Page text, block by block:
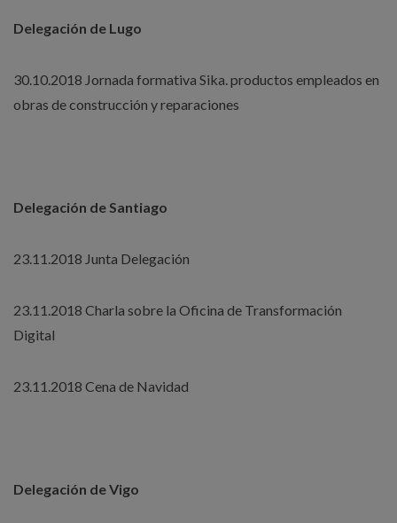
Delegación de Lugo
30.10.2018 Jornada formativa Sika. productos empleados en
obras de construcción y reparaciones
Delegación de Santiago
23.11.2018 Junta Delegación
23.11.2018 Charla sobre la Oficina de Transformación
Digital
23.11.2018 Cena de Navidad
Delegación de Vigo